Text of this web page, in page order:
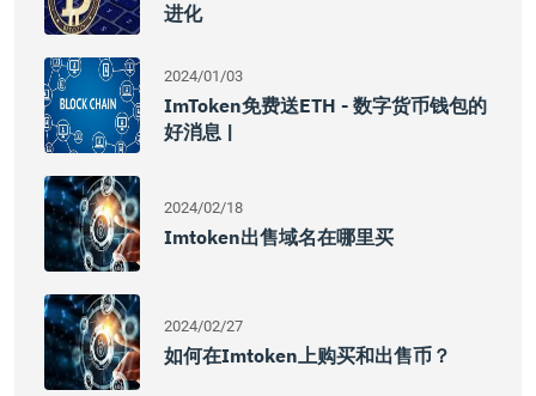
进化
2024/01/03
ImToken免费送ETH - 数字货币钱包的
好消息 |
2024/02/18
Imtoken出售域名在哪里买
2024/02/27
如何在imtoken上购买和出售币？